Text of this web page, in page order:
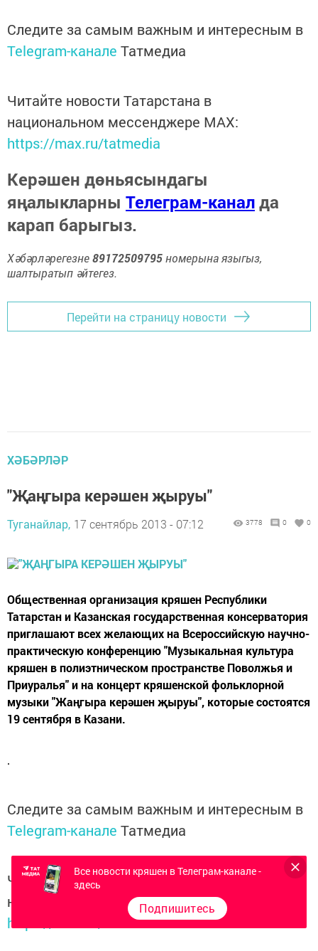
Следите за самым важным и интересным в
Telegram-канале Татмедиа
Читайте новости Татарстана в
национальном мессенджере MАХ:
https://max.ru/tatmedia
Керәшен дөньясындагы
яңалыкларны Телеграм-каналда
карап барыгыз.
Хәбәрләрегезне89172509795номерына языгыз,
шалтыратып әйтегез.
Перейти на страницу новости
ХӘБӘРЛӘР
"Җаңгыра керәшен җыруы"
Туганайлар, 17 сентябрь 2013 - 07:12 3778 0 0
Общественная организация кряшен Республики
Татарстан и Казанская государственная консерватория
приглашают всех желающих на Всероссийскую научно-
практическую конференцию "Музыкальная культура
кряшен в полиэтническом пространстве Поволжья и
Приуралья" и на концерт кряшенской фольклорной
музыки "Жаңгыра керәшен җыруы", которые состоятся
19 сентября в Казани.
Следите за самым важным и интересным в
Telegram-канале Татмедиа
Читайте новости Татарстана в
национальном мессенджере MАХ:
https://max.ru/tatmedia
Все новости кряшен в Телеграм-канале -
здесь
Подпишитесь